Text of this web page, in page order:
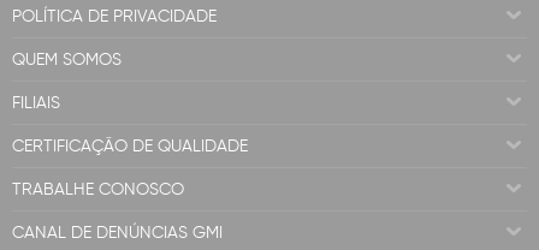
POLÍTICA DE PRIVACIDADE
QUEM SOMOS
FILIAIS
CERTIFICAÇÃO DE QUALIDADE
TRABALHE CONOSCO
CANAL DE DENÚNCIAS GMI